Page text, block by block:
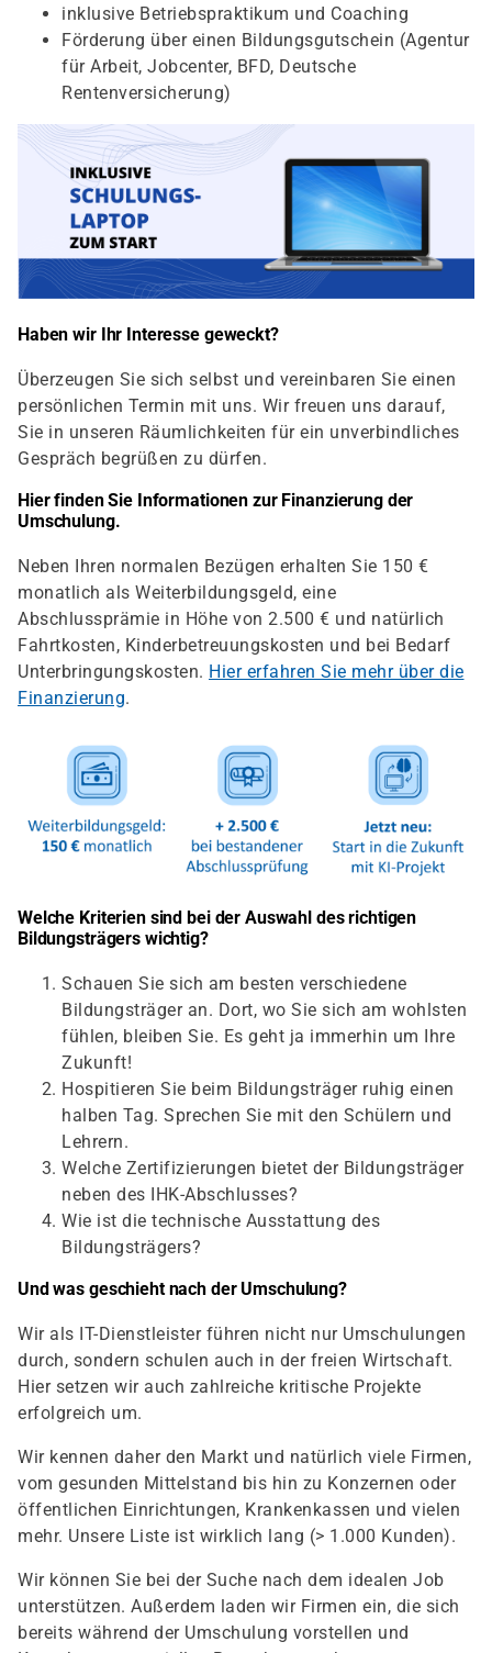
inklusive Betriebspraktikum und Coaching
Förderung über einen Bildungsgutschein (Agentur
für Arbeit, Jobcenter, BFD, Deutsche
Rentenversicherung)
Haben wir Ihr Interesse geweckt?
Überzeugen Sie sich selbst und vereinbaren Sie einen
persönlichen Termin mit uns. Wir freuen uns darauf,
Sie in unseren Räumlichkeiten für ein unverbindliches
Gespräch begrüßen zu dürfen.
Hier finden Sie Informationen zur Finanzierung der
Umschulung.
Neben Ihren normalen Bezügen erhalten Sie 150 €
monatlich als Weiterbildungsgeld, eine
Abschlussprämie in Höhe von 2.500 € und natürlich
Fahrtkosten, Kinderbetreuungskosten und bei Bedarf
Unterbringungskosten. Hier erfahren Sie mehr über die
Finanzierung.
Welche Kriterien sind bei der Auswahl des richtigen
Bildungsträgers wichtig?
Schauen Sie sich am besten verschiedene
Bildungsträger an. Dort, wo Sie sich am wohlsten
fühlen, bleiben Sie. Es geht ja immerhin um Ihre
Zukunft!
Hospitieren Sie beim Bildungsträger ruhig einen
halben Tag. Sprechen Sie mit den Schülern und
Lehrern.
Welche Zertifizierungen bietet der Bildungsträger
neben des IHK-Abschlusses?
Wie ist die technische Ausstattung des
Bildungsträgers?
Und was geschieht nach der Umschulung?
Wir als IT-Dienstleister führen nicht nur Umschulungen
durch, sondern schulen auch in der freien Wirtschaft.
Hier setzen wir auch zahlreiche kritische Projekte
erfolgreich um.
Wir kennen daher den Markt und natürlich viele Firmen,
vom gesunden Mittelstand bis hin zu Konzernen oder
öffentlichen Einrichtungen, Krankenkassen und vielen
mehr. Unsere Liste ist wirklich lang (> 1.000 Kunden).
Wir können Sie bei der Suche nach dem idealen Job
unterstützen. Außerdem laden wir Firmen ein, die sich
bereits während der Umschulung vorstellen und